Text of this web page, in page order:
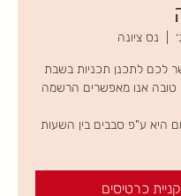
נס ציונה
לכם לתכנן תכניות בשבת
טובה אנו מאפשרים הרשמה
היא ע"פ סבבים בין השעות
קניית כרטיסים